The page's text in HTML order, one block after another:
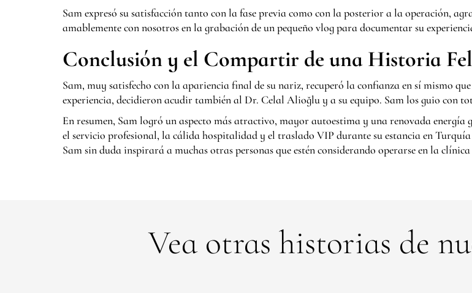
Sam expresó su satisfacción tanto con la fase previa como con la posterior a la operación,
amablemente con nosotros en la grabación de un pequeño vlog para documentar su
Conclusión y el Compartir de una Historia
Sam, muy satisfecho con la apariencia final de su nariz, recuperó la confianza en sí mismo
experiencia, decidieron acudir también al Dr. Celal Alioğlu y a su equipo. Sam los guio con
En resumen, Sam logró un aspecto más atractivo, mayor autoestima y una renovada
el servicio profesional, la cálida hospitalidad y el traslado VIP durante su estancia en
Sam sin duda inspirará a muchas otras personas que estén considerando operarse en la
Vea otras historias de